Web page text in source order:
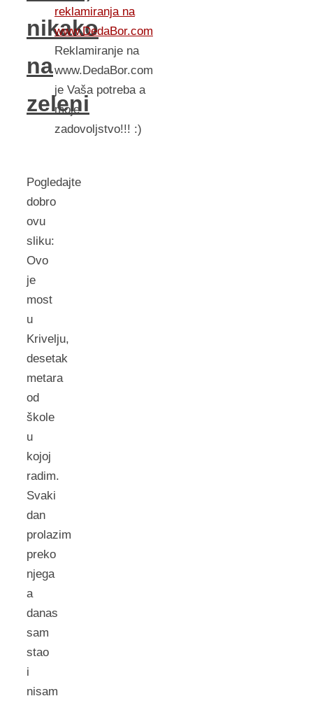
nikako
na
zeleni
Pogledajte
dobro
ovu
sliku:
Ovo
je
most
u
Krivelju,
desetak
metara
od
škole
u
kojoj
radim.
Svaki
dan
prolazim
preko
njega
a
danas
sam
stao
i
nisam
reklamiranja na
www.DedaBor.com
Reklamiranje na
www.DedaBor.com
je Vaša potreba a
moje
zadovoljstvo!!! :)